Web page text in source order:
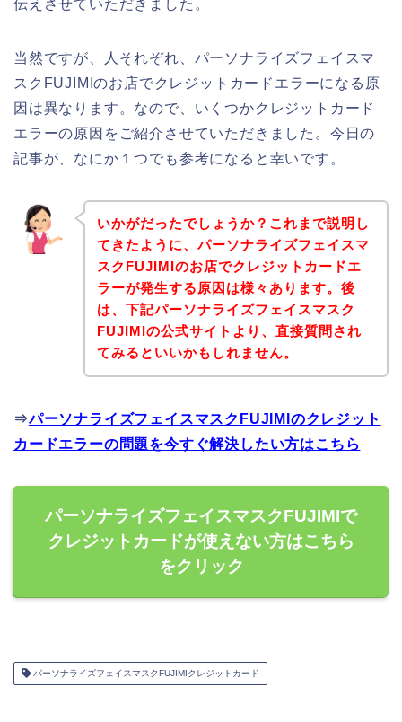
伝えさせていただきました。
当然ですが、人それぞれ、パーソナライズフェイスマ
スクFUJIMIのお店でクレジットカードエラーになる原
因は異なります。なので、いくつかクレジットカード
エラーの原因をご紹介させていただきました。今日の
記事が、なにか１つでも参考になると幸いです。
いかがだったでしょうか？これまで説明し
てきたように、パーソナライズフェイスマ
スクFUJIMIのお店でクレジットカードエ
ラーが発生する原因は様々あります。後
は、下記パーソナライズフェイスマスク
FUJIMIの公式サイトより、直接質問され
てみるといいかもしれません。
⇒パーソナライズフェイスマスクFUJIMIのクレジット
カードエラーの問題を今すぐ解決したい方はこちら
パーソナライズフェイスマスクFUJIMIで
クレジットカードが使えない方はこちら
をクリック
パーソナライズフェイスマスクFUJIMIクレジットカード